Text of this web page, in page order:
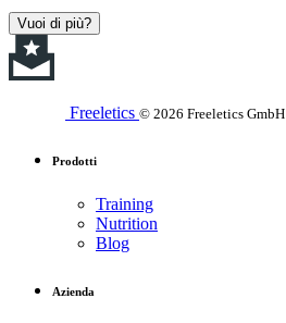
Vuoi di più?
Freeletics © 2026 Freeletics GmbH
Prodotti
Training
Nutrition
Blog
Azienda